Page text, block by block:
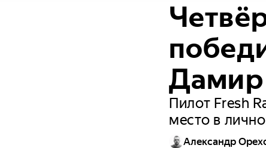
Дамир
Пилот Fresh
место в
Александр